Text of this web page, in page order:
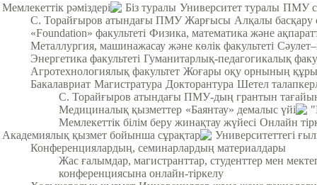
Мемлекеттік рәміздері
Біз туралы Университет туралы ПМУ
С. Торайғыров атындағы ПМУ Жарғысы Алқалы басқару
«Foundation» факультеті Физика, математика және
Металлургия, машинажасау және көлік факультеті
Энергетика факультеті Гуманитарлық-педагогикалық
Агротехнологиялық факультет Жоғары оқу орнының
Бакалавриат Магистратура Докторантура Шетел
С. Торайғыров атындағы ПМУ-дың грантын
Медициналық қызметтер «Баянтау» демалыс үйі
Мемлекеттік білім беру жинақтау жүйесі Онлайн
Академиялық қызмет бойынша сұрақтар
Университеттегі
Конференциялардың, семинарлардың материалдары
Жас ғалымдар, магистранттар, студенттер мен
конференциясына онлайн-тіркелу